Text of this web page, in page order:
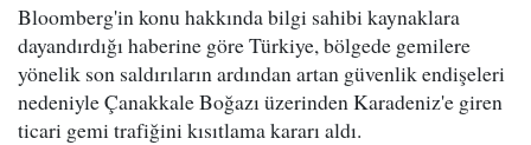
Bloomberg'in konu hakkında bilgi sahibi kaynaklara
dayandırdığı haberine göre Türkiye, bölgede gemilere
yönelik son saldırıların ardından artan güvenlik endişeleri
nedeniyle Çanakkale Boğazı üzerinden Karadeniz'e giren
ticari gemi trafiğini kısıtlama kararı aldı.